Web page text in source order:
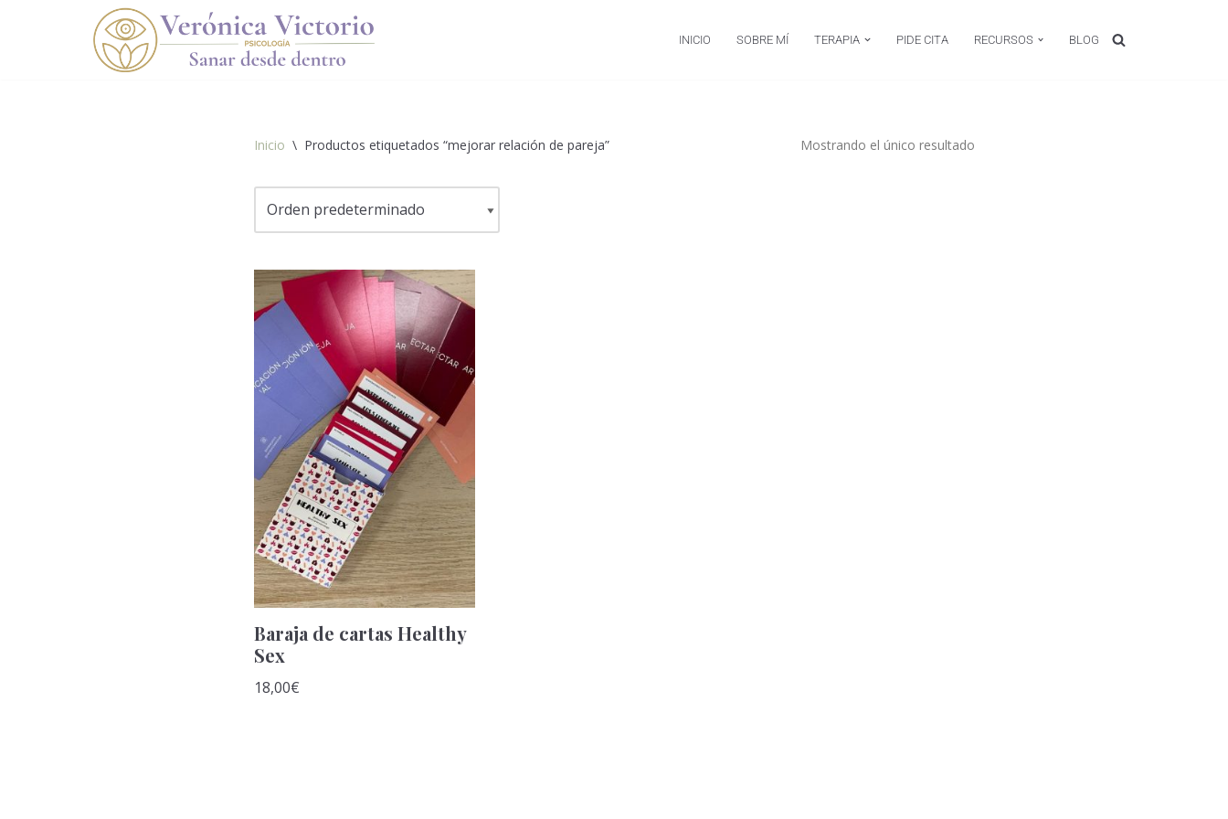
INICIO SOBRE MÍ TERAPIA PIDE CITA RECURSOS BLOG
Inicio \ Productos etiquetados “mejorar relación de pareja” Mostrando el único resultado
Baraja de cartas Healthy
Sex
18,00€